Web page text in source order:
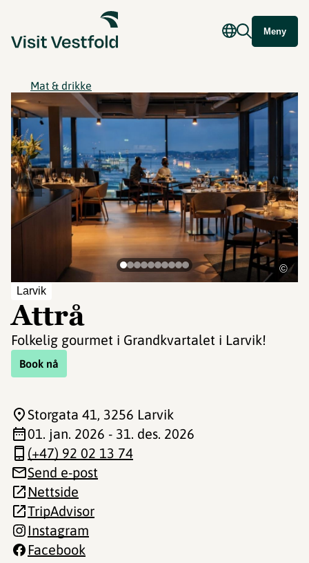
Meny
Mat & drikke
Larvik
Attrå
Folkelig gourmet i Grandkvartalet i Larvik!
Book nå
©
Storgata 41, 3256 Larvik
01. jan. 2026 - 31. des. 2026
(+47) 92 02 13 74
Send e-post
Nettside
TripAdvisor
Instagram
Facebook